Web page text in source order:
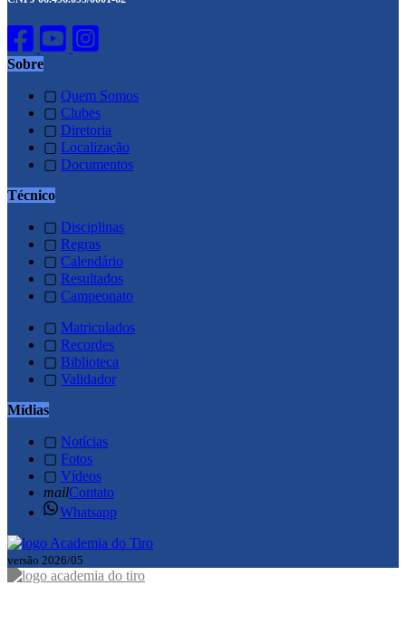
Sobre
▢ Quem Somos
▢ Clubes
▢ Diretoria
▢ Localização
▢ Documentos
Técnico
▢ Disciplinas
▢ Regras
▢ Calendário
▢ Resultados
▢ Campeonato
▢ Matriculados
▢ Recordes
▢ Biblioteca
▢ Validador
Mídias
▢ Notícias
▢ Fotos
▢ Vídeos
mailContato
Whatsapp
versão 2026/05